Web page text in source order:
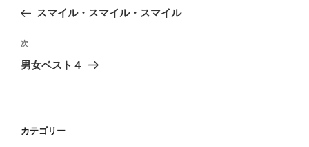
ビ
ゲ
ン
去
投
稿
スマイル・スマイル・スマイル
次
の
次
男女ベスト４
カテゴリー